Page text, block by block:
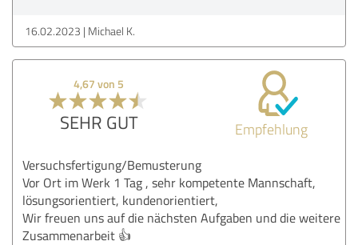
16.02.2023 Michael K.
4,67 von 5
SEHR GUT Empfehlung
Versuchsfertigung/Bemusterung
Vor Ort im Werk 1 Tag , sehr kompetente Mannschaft,
lösungsorientiert, kundenorientiert,
Wir freuen uns auf die nächsten Aufgaben und die weitere
Zusammenarbeit 👍